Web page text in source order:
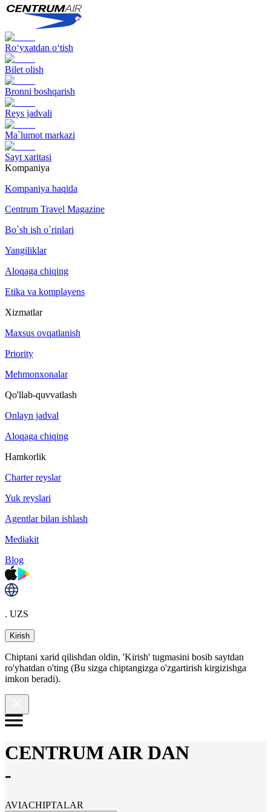
Ro‘yxatdan o‘tish
Bilet olish
Bronni boshqarish
Reys jadvali
Ma`lumot markazi
Sayt xaritasi
Kompaniya
Kompaniya haqida
Centrum Travel Magazine
Bo`sh ish o`rinlari
Yangiliklar
Aloqaga chiqing
Etika va komplayens
Xizmatlar
Maxsus ovqatlanish
Priority
Mehmonxonalar
Qo'llab-quvvatlash
Onlayn jadval
Aloqaga chiqing
Hamkorlik
Charter reyslar
Yuk reyslari
Agentlar bilan ishlash
Mediakit
Blog
. UZS
Kirish
Chiptani xarid qilishdan oldin, 'Kirish' tugmasini bosib saytdan
ro'yhatdan o'ting (Bu sizga chiptangizga o'zgartirish kirgizishga
imkon beradi).
CENTRUM AIR DAN
-
AVIACHIPTALAR